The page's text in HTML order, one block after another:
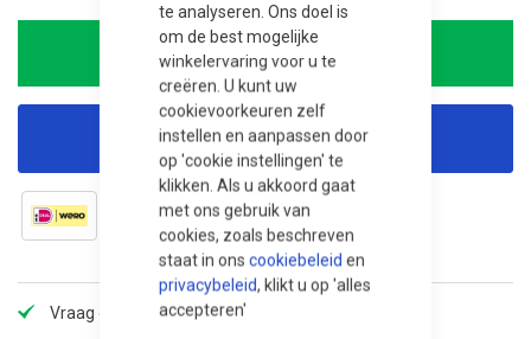
te analyseren. Ons doel is
om de best mogelijke
winkelervaring voor u te
creëren. U kunt uw
cookievoorkeuren zelf
instellen en aanpassen door
op 'cookie instellingen' te
klikken. Als u akkoord gaat
met ons gebruik van
cookies, zoals beschreven
staat in ons cookiebeleid en
privacybeleid, klikt u op 'alles
accepteren'
In winkelwagen
Korting aanvragen
Vraag offerte aan voor extra korting!